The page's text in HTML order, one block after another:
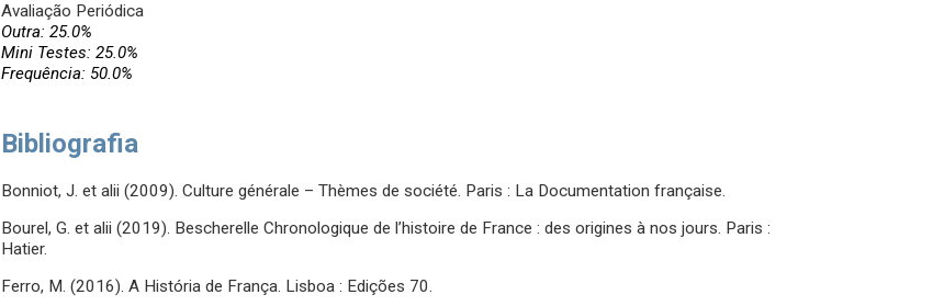
Avaliação Periódica
Outra: 25.0%
Mini Testes: 25.0%
Frequência: 50.0%
Bibliografia
Bonniot, J. et alii (2009). Culture générale – Thèmes de société. Paris : La Documentation française.
Bourel, G. et alii (2019). Bescherelle Chronologique de l’histoire de France : des origines à nos jours. Paris :
Hatier.
Ferro, M. (2016). A História de França. Lisboa : Edições 70.